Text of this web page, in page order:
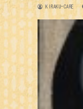
KIRAKU-CARE